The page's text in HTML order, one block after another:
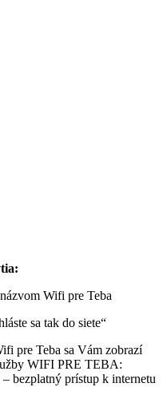
Wifi pre Teba
sa tak do siete“
pre Teba sa Vám zobrazí
WIFI PRE TEBA:
bezplatný prístup k internetu